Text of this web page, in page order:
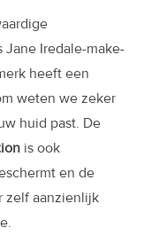
Iredale-make-
heeft een
weten we zeker
huid past. De
is ook
en de
zelf aanzienlijk